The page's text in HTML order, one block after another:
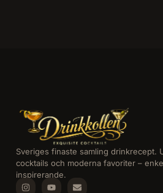
Sveriges finaste samling drinkrecept.
cocktails och moderna favoriter –
inspirerande.